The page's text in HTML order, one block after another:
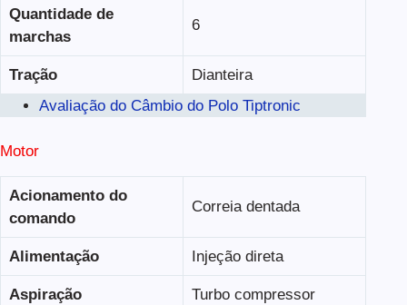
Quantidade de
marchas
6
Tração
Dianteira
Avaliação do Câmbio do Polo Tiptronic
Motor
Acionamento do
comando
Correia dentada
Alimentação Injeção direta
Aspiração Turbo compressor